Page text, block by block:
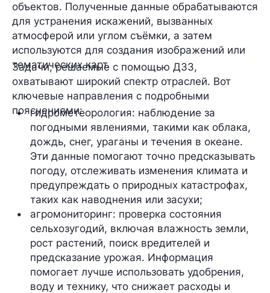
объектов. Полученные данные обрабатываются
для устранения искажений, вызванных
атмосферой или углом съёмки, а затем
используются для создания изображений или
тематических карт.
Задачи, решаемые с помощью ДЗЗ,
охватывают широкий спектр отраслей. Вот
ключевые направления с подробными
пояснениями:
гидрометеорология: наблюдение за
погодными явлениями, такими как облака,
дождь, снег, ураганы и течения в океане.
Эти данные помогают точно предсказывать
погоду, отслеживать изменения климата и
предупреждать о природных катастрофах,
таких как наводнения или засухи;
агромониторинг: проверка состояния
сельхозугодий, включая влажность земли,
рост растений, поиск вредителей и
предсказание урожая. Информация
помогает лучше использовать удобрения,
воду и технику, что снижает расходы и